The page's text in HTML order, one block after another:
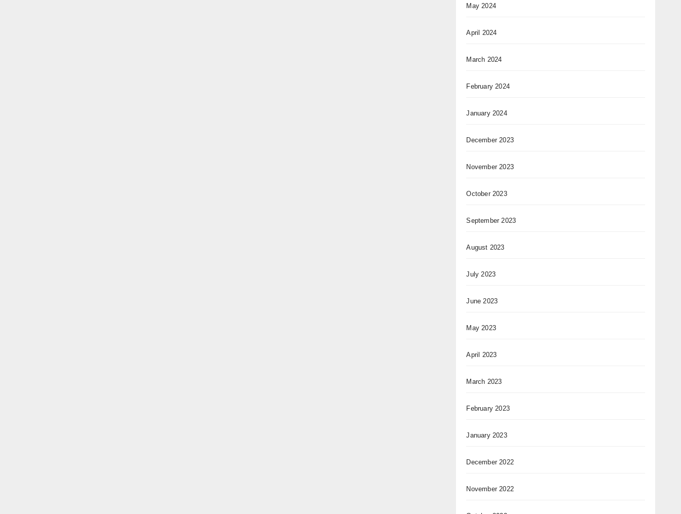
May 2024
April 2024
March 2024
February 2024
January 2024
December 2023
November 2023
October 2023
September 2023
August 2023
July 2023
June 2023
May 2023
April 2023
March 2023
February 2023
January 2023
December 2022
November 2022